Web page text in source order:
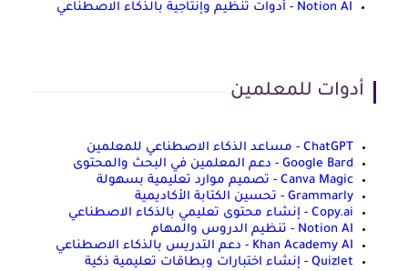
Notion AI - أدوات تنظيم وإنتاجية بالذكاء الاصطناعي
أدوات للمعلمين
ChatGPT - مساعد الذكاء الاصطناعي للمعلمين
Google Bard - دعم المعلمين في البحث والمحتوى
Canva Magic - تصميم موارد تعليمية بسهولة
Grammarly - تحسين الكتابة الأكاديمية
Copy.ai - إنشاء محتوى تعليمي بالذكاء الاصطناعي
Notion AI - تنظيم الدروس والمهام
Khan Academy AI - دعم التدريس بالذكاء الاصطناعي
Quizlet - إنشاء اختبارات وبطاقات تعليمية ذكية